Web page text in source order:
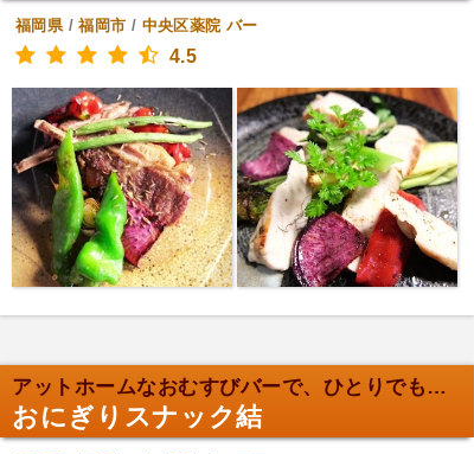
福岡県/福岡市 / 中央区薬院 バー
4.5
アットホームなおむすびバーで、ひとりでも楽しめる！
おにぎりスナック結